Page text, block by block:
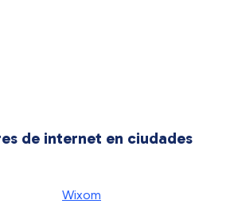
de internet en ciudades
Wixom